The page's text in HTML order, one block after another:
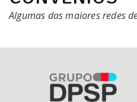
Algumas das maiores redes